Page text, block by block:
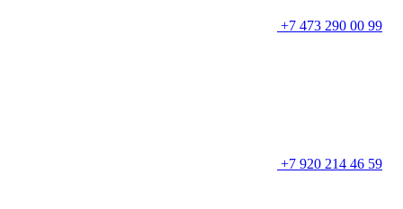
+7 473 290 00 99
+7 920 214 46 59